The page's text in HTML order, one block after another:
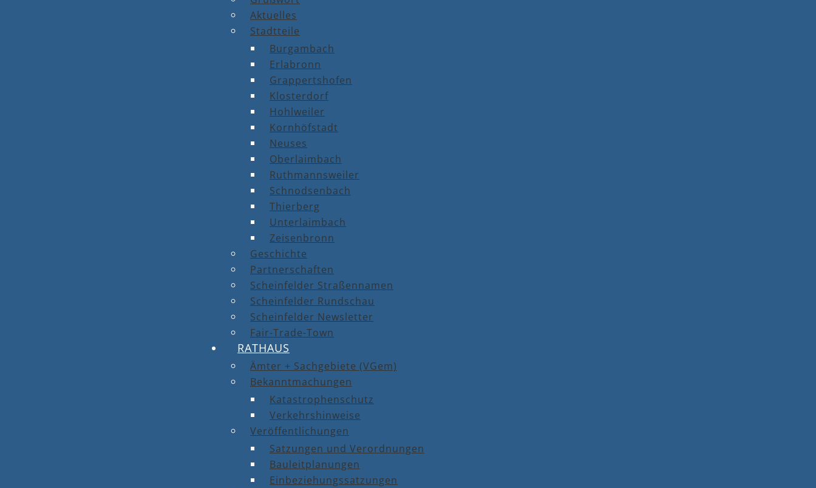
Aktuelles
Stadtteile
Burgambach
Erlabronn
Grappertshofen
Klosterdorf
Hohlweiler
Kornhöfstadt
Neuses
Oberlaimbach
Ruthmannsweiler
Schnodsenbach
Thierberg
Unterlaimbach
Zeisenbronn
Geschichte
Partnerschaften
Scheinfelder Straßennamen
Scheinfelder Rundschau
Scheinfelder Newsletter
Fair-Trade-Town
RATHAUS
Ämter + Sachgebiete (VGem)
Bekanntmachungen
Katastrophenschutz
Verkehrshinweise
Veröffentlichungen
Satzungen und Verordnungen
Bauleitplanungen
Einbeziehungssatzungen